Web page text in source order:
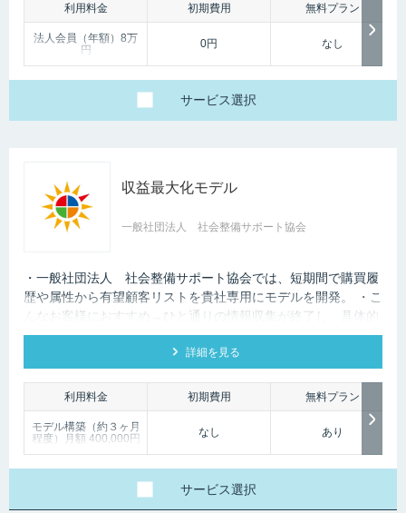
利用料金 初期費用 無料プラン
法人会員（年額）8万
円
0円 なし
サービス選択
収益最大化モデル
一般社団法人 社会整備サポート協会
・一般社団法人 社会整備サポート協会では、短期間で購買履
歴や属性から有望顧客リストを貴社専用にモデルを開発。 ・こ
んなお客様におすすめ→ひと通りの情報収集が終了し、具体的
なモデル開発を検討しているお客様。
詳細を見る
利用料金 初期費用 無料プラン
モデル構築（約３ヶ月
程度）月額 400,000円
なし あり
サービス選択